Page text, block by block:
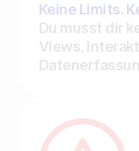
Keine Limits.
Du musst dir
Views,